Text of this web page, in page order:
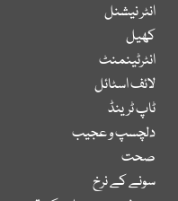
انٹر نیشنل
کھیل
انٹرٹینمنٹ
لائف اسٹائل
ٹاپ ٹرینڈ
دلچسپ و عجیب
صحت
سونے کے نرخ